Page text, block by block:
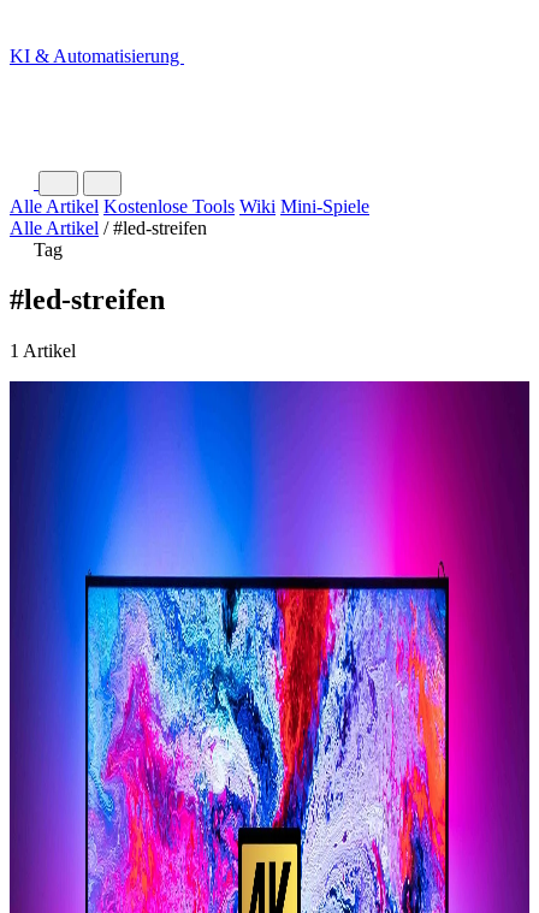
KI & Automatisierung
Alle Artikel Kostenlose Tools Wiki Mini-Spiele
Alle Artikel / #led-streifen
Tag
#led-streifen
1 Artikel